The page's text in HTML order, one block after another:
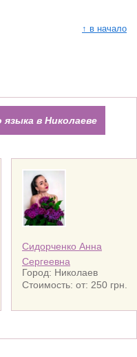
↑ в начало
в Николаеве
Сидорченко Анна
Сергеевна
Город: Николаев
Стоимость: от: 250 грн.